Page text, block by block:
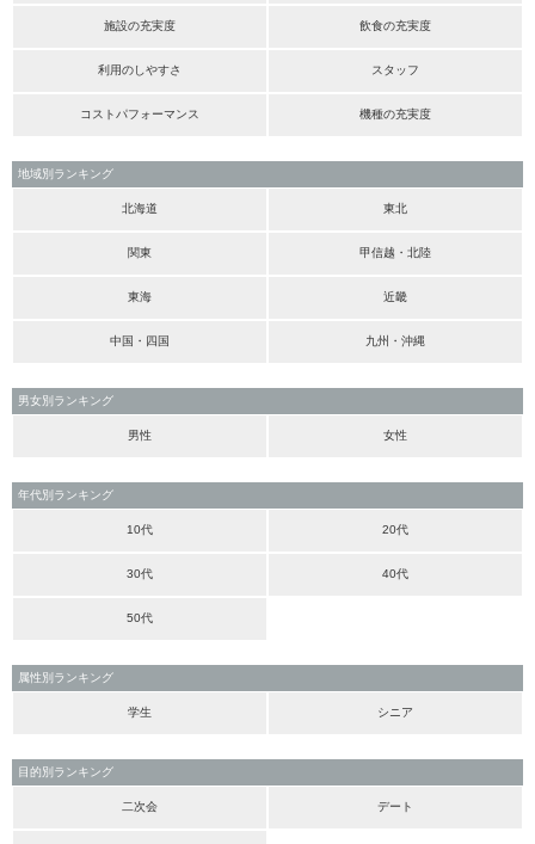
施設の充実度 飲食の充実度
利用のしやすさ スタッフ
コストパフォーマンス 機種の充実度
地域別ランキング
北海道 東北
関東 甲信越・北陸
東海 近畿
中国・四国 九州・沖縄
男女別ランキング
男性 女性
年代別ランキング
10代 20代
30代 40代
50代
属性別ランキング
学生 シニア
目的別ランキング
二次会 デート